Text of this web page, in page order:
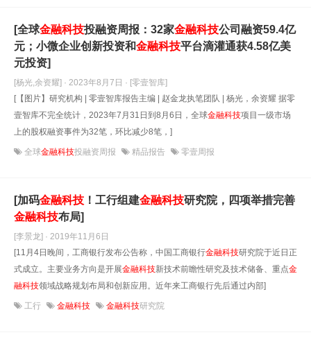
[全球金融科技投融资周报：32家金融科技公司融资59.4亿
元；小微企业创新投资和金融科技平台滴灌通获4.58亿美
元投资]
[杨光,余资耀] · 2023年8月7日 · [零壹智库]
[【图片】研究机构 | 零壹智库报告主编 | 赵金龙执笔团队 | 杨光，余资耀 据零
壹智库不完全统计，2023年7月31日到8月6日，全球金融科技项目一级市场
上的股权融资事件为32笔，环比减少8笔，]
全球金融科技投融资周报 精品报告 零壹周报
[加码金融科技 ！工行组建金融科技研究院，四项举措完善
金融科技布局]
[李景龙] · 2019年11月6日
[11月4日晚间，工商银行发布公告称，中国工商银行金融科技研究院于近日正
式成立。主要业务方向是开展金融科技新技术前瞻性研究及技术储备、重点金
融科技领域战略规划布局和创新应用。近年来工商银行先后通过内部]
工行 金融科技 金融科技研究院